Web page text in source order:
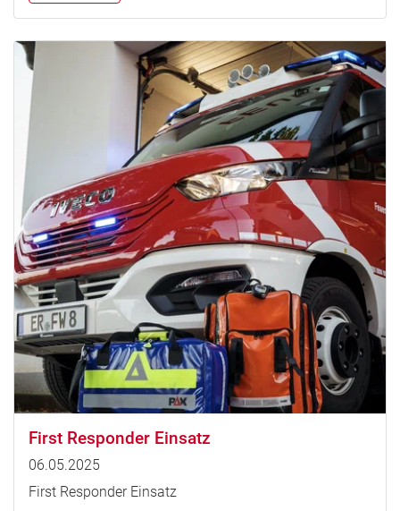
First Responder Einsatz
06.05.2025
First Responder Einsatz